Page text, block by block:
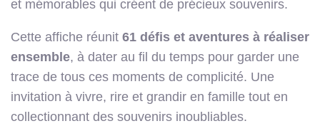
et mémorables qui créent de précieux souvenirs.
Cette affiche réunit 61 défis et aventures à réaliser
ensemble, à dater au fil du temps pour garder une
trace de tous ces moments de complicité. Une
invitation à vivre, rire et grandir en famille tout en
collectionnant des souvenirs inoubliables.